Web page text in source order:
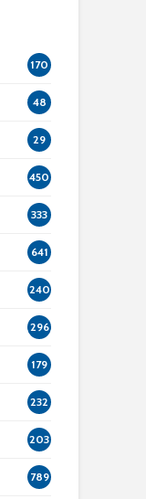
170
48
29
450
333
641
240
296
179
232
203
789